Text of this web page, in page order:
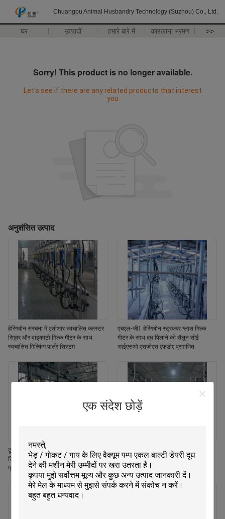
Chuangpu Animal Husbandry Technology (Suzhou) Co., Ltd.
घर उत्पादों हमारे बारे में कारखाना भ्रमण >>
एक संदेश छोड़ें
Sorry! This product is no longer available.
Let's see if there are any related products that interest
you
अनुशंसित उत्पाद
हेरिंगबोन संरचना में एसीआर स्वचालित क्लस्टर
रिमूवर और वाइकाटो मिल्क मीटर के साथ
स्वचालित मिल्किंग पार्लर सिस्टम
एचएल-जी1 हेरिंगबोन स्ट्रक्चर ग्लास मिल्क
मीटर के साथ दूध पिलाने की सैलून सीई
आईएसओ एसजीएस एफडीए प्रमाणित
दूध प्रवाह मीटर हेरिंग बोन मिल्किंग पार्लर
सिस्टम सीई आईएसओ एसजीएस एफडीए
प्रमाणित मोबाइल मिल्किंग मशीन
प्रवाह दूध मीटर एसीआर स्वचालित क्लस्टर
रिमूवर और गायों के लिए वाइकाटो दूध मीटर के
साथ हेरिंगबोन दूध पिलाने की सैलून प्रणाली